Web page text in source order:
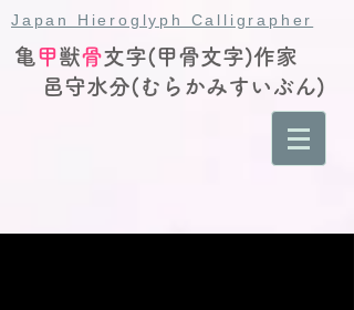
Japan Hieroglyph Calligrapher
亀甲獣骨文字(甲骨文字)作家
邑守水分(むらかみすいぶん)